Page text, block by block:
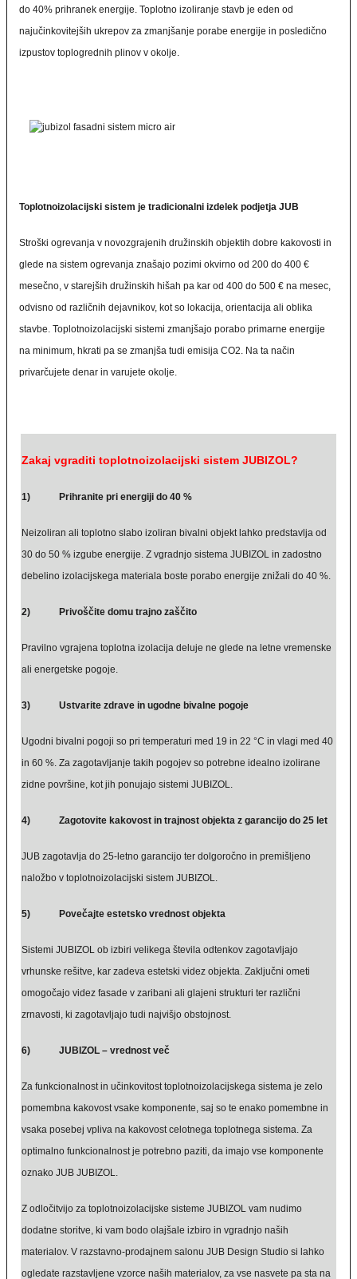
do 40% prihranek energije. Toplotno izoliranje stavb je eden od
najučinkovitejših ukrepov za zmanjšanje porabe energije in posledično
izpustov toplogrednih plinov v okolje.
Toplotnoizolacijski sistem je tradicionalni izdelek podjetja JUB
Stroški ogrevanja v novozgrajenih družinskih objektih dobre kakovosti in
glede na sistem ogrevanja znašajo pozimi okvirno od 200 do 400 €
mesečno, v starejših družinskih hišah pa kar od 400 do 500 € na mesec,
odvisno od različnih dejavnikov, kot so lokacija, orientacija ali oblika
stavbe. Toplotnoizolacijski sistemi zmanjšajo porabo primarne energije
na minimum, hkrati pa se zmanjša tudi emisija CO2. Na ta način
privarčujete denar in varujete okolje.
Zakaj vgraditi toplotnoizolacijski sistem JUBIZOL?
1) Prihranite pri energiji do 40 %
Neizoliran ali toplotno slabo izoliran bivalni objekt lahko predstavlja od
30 do 50 % izgube energije. Z vgradnjo sistema JUBIZOL in zadostno
debelino izolacijskega materiala boste porabo energije znižali do 40 %.
2) Privoščite domu trajno zaščito
Pravilno vgrajena toplotna izolacija deluje ne glede na letne vremenske
ali energetske pogoje.
3) Ustvarite zdrave in ugodne bivalne pogoje
Ugodni bivalni pogoji so pri temperaturi med 19 in 22 °C in vlagi med 40
in 60 %. Za zagotavljanje takih pogojev so potrebne idealno izolirane
zidne površine, kot jih ponujajo sistemi JUBIZOL.
4) Zagotovite kakovost in trajnost objekta z garancijo do 25 let
JUB zagotavlja do 25-letno garancijo ter dolgoročno in premišljeno
naložbo v toplotnoizolacijski sistem JUBIZOL.
5) Povečajte estetsko vrednost objekta
Sistemi JUBIZOL ob izbiri velikega števila odtenkov zagotavljajo
vrhunske rešitve, kar zadeva estetski videz objekta. Zaključni ometi
omogočajo videz fasade v zaribani ali glajeni strukturi ter različni
zrnavosti, ki zagotavljajo tudi najvišjo obstojnost.
6) JUBIZOL – vrednost več
Za funkcionalnost in učinkovitost toplotnoizolacijskega sistema je zelo
pomembna kakovost vsake komponente, saj so te enako pomembne in
vsaka posebej vpliva na kakovost celotnega toplotnega sistema. Za
optimalno funkcionalnost je potrebno paziti, da imajo vse komponente
oznako JUB JUBIZOL.
Z odločitvijo za toplotnoizolacijske sisteme JUBIZOL vam nudimo
dodatne storitve, ki vam bodo olajšale izbiro in vgradnjo naših
materialov. V razstavno-prodajnem salonu JUB Design Studio si lahko
ogledate razstavljene vzorce naših materialov, za vse nasvete pa sta na